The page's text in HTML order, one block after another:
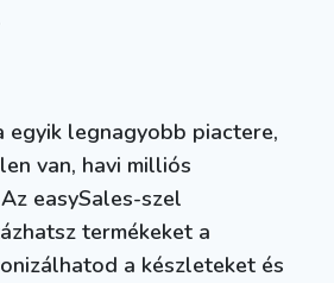
egyik legnagyobb piactere,
van, havi milliós
easySales-szel
termékeket a
a készleteket és